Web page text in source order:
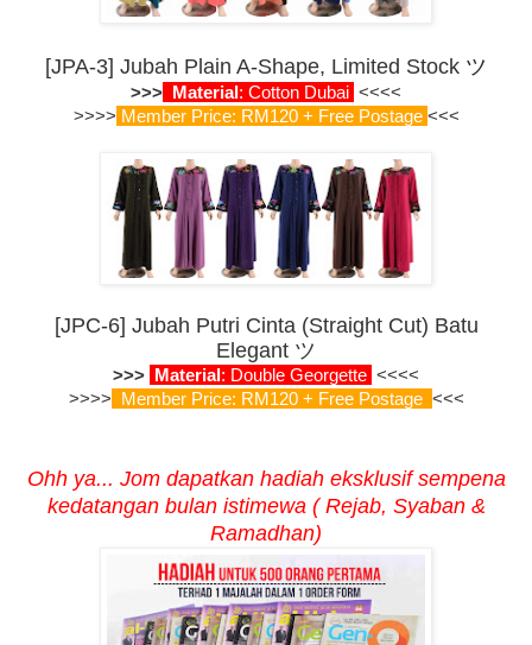
[JPA-3] Jubah Plain A-Shape, Limited Stock ツ
>>> Material: Cotton Dubai <<<<
>>>> Member Price: RM120 + Free Postage <<<
[JPC-6] Jubah Putri Cinta (Straight Cut) Batu
Elegant ツ
>>> Material: Double Georgette <<<<
>>>> Member Price: RM120 + Free Postage <<<
Ohh ya... Jom dapatkan hadiah eksklusif sempena
kedatangan bulan istimewa ( Rejab, Syaban &
Ramadhan)